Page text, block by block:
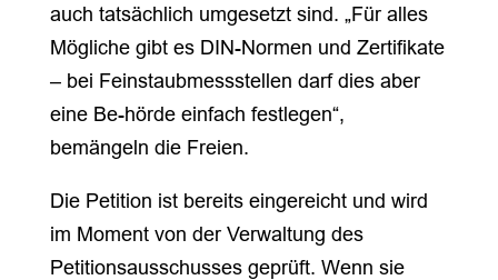
auch tatsächlich umgesetzt sind. „Für alles
Mögliche gibt es DIN-Normen und Zertifikate
– bei Feinstaubmessstellen darf dies aber
eine Be-hörde einfach festlegen“,
bemängeln die Freien.
Die Petition ist bereits eingereicht und wird
im Moment von der Verwaltung des
Petitionsausschusses geprüft. Wenn sie